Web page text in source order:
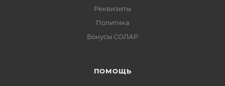
Реквизиты
Политика
Бонусы СОЛАР
ПОМОЩЬ